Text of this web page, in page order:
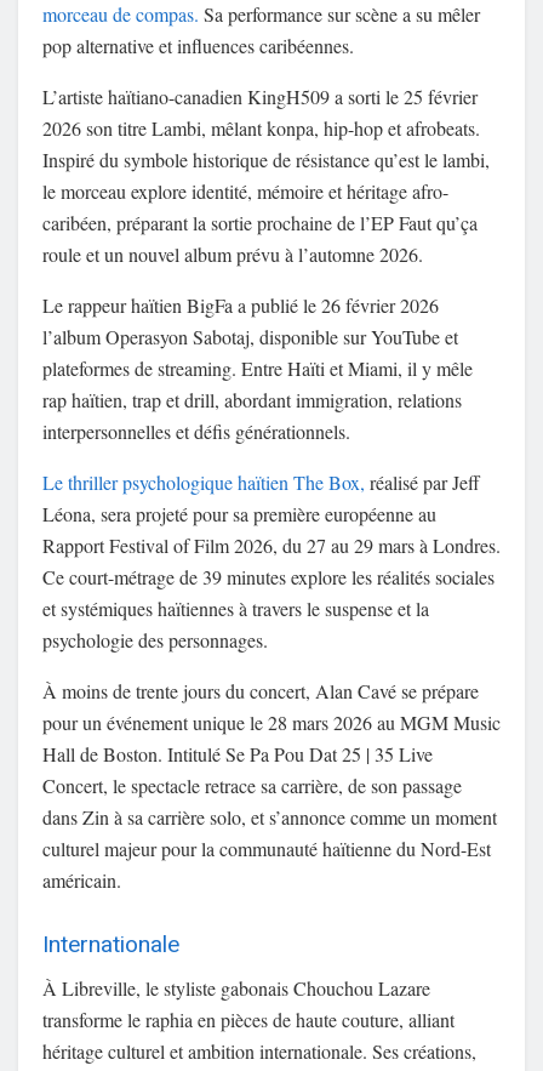
morceau de compas. Sa performance sur scène a su mêler
pop alternative et influences caribéennes.
L’artiste haïtiano-canadien KingH509 a sorti le 25 février
2026 son titre Lambi, mêlant konpa, hip-hop et afrobeats.
Inspiré du symbole historique de résistance qu’est le lambi,
le morceau explore identité, mémoire et héritage afro-
caribéen, préparant la sortie prochaine de l’EP Faut qu’ça
roule et un nouvel album prévu à l’automne 2026.
Le rappeur haïtien BigFa a publié le 26 février 2026
l’album Operasyon Sabotaj, disponible sur YouTube et
plateformes de streaming. Entre Haïti et Miami, il y mêle
rap haïtien, trap et drill, abordant immigration, relations
interpersonnelles et défis générationnels.
Le thriller psychologique haïtien The Box, réalisé par Jeff
Léona, sera projeté pour sa première européenne au
Rapport Festival of Film 2026, du 27 au 29 mars à Londres.
Ce court-métrage de 39 minutes explore les réalités sociales
et systémiques haïtiennes à travers le suspense et la
psychologie des personnages.
À moins de trente jours du concert, Alan Cavé se prépare
pour un événement unique le 28 mars 2026 au MGM Music
Hall de Boston. Intitulé Se Pa Pou Dat 25 | 35 Live
Concert, le spectacle retrace sa carrière, de son passage
dans Zin à sa carrière solo, et s’annonce comme un moment
culturel majeur pour la communauté haïtienne du Nord-Est
américain.
Internationale
À Libreville, le styliste gabonais Chouchou Lazare
transforme le raphia en pièces de haute couture, alliant
héritage culturel et ambition internationale. Ses créations,